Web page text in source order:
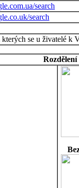
search
search
se u živatelé k